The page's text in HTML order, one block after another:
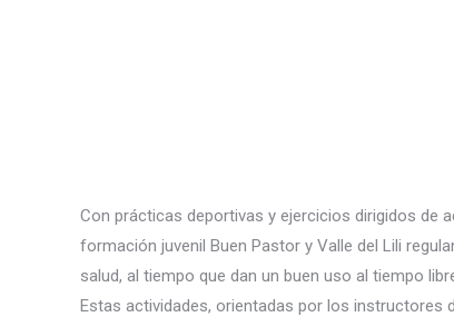
Con prácticas deportivas y ejercicios dirigidos de
formación juvenil Buen Pastor y Valle del Lili
salud, al tiempo que dan un buen uso al tiempo
Estas actividades, orientadas por los instructores